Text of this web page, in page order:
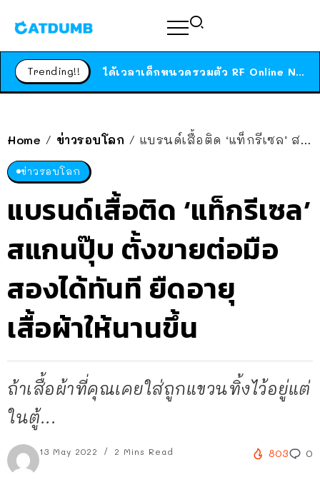
Trending!! ได้เวลาเด็กหนวดรวมตัว RF Online Next เปิดให้เล่นแล้ว เกม Sci-Fi MMORPG ระดับตำนาน เล่นได้ทั้งมือถือและ PC
Home / ข่าวรอบโลก / แบรนด์เสื้อติด ‘แท็กรีเซล’ สแกนปุ๊บ ตั้งขายต่อมือสองได้ทันที ยืดอายุเสื้อผ้าให้นานขึ้น
ข่าวรอบโลก
แบรนด์เสื้อติด ‘แท็กรีเซล’
สแกนปุ๊บ ตั้งขายต่อมือ
สองได้ทันที ยืดอายุ
เสื้อผ้าให้นานขึ้น
ถ้าเสื้อผ้าที่คุณเคยใส่ถูกแขวนทิ้งไว้อยู่แต่
ในตู้...
13 May 2022 2 Mins Read 803 0